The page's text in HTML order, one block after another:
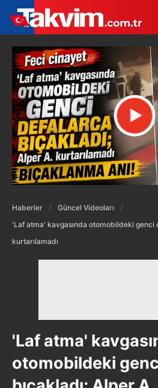
Haberler
Güncel Videoları
'Laf atma' kavgasında otomobildeki genci
kurtarılamadı
'Laf atma'
otomobildeki